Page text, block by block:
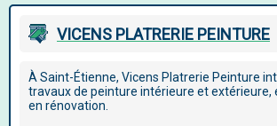
VICENS PLATRERIE PEINTURE
À Saint-Étienne, Vicens Platrerie Peinture
travaux de peinture intérieure et extérieure,
en rénovation.